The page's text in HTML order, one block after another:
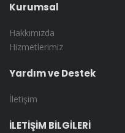
Kurumsal
Hakkımızda
Hizmetlerimiz
Yardım ve Destek
İletişim
İLETİŞİM BİLGİLERİ